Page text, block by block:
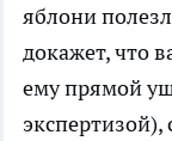
яблони
докажет, что
ему прямой
экспертизой),